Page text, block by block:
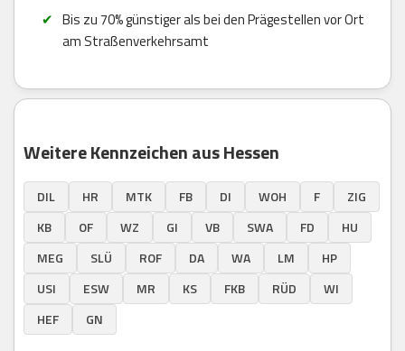
Bis zu 70% günstiger als bei den Prägestellen vor Ort
am Straßenverkehrsamt
Weitere Kennzeichen aus Hessen
DIL HR MTK FB DI WOH F
ZIG
KB
OF WZ GI VB SWA FD
HU
MEG
SLÜ ROF DA WA LM
HP
USI
ESW MR KS FKB RÜD
WI
HEF
GN